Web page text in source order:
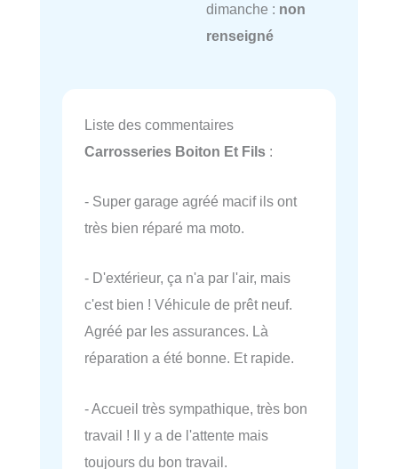
dimanche : non
renseigné
Liste des commentaires
Carrosseries Boiton Et Fils :
- Super garage agréé macif ils ont
très bien réparé ma moto.
- D'extérieur, ça n'a par l'air, mais
c'est bien ! Véhicule de prêt neuf.
Agréé par les assurances. Là
réparation a été bonne. Et rapide.
- Accueil très sympathique, très bon
travail ! Il y a de l'attente mais
toujours du bon travail.